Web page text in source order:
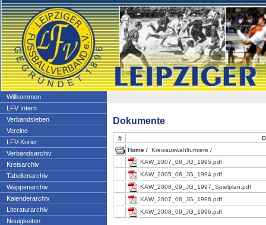
Willkommen
LFV Intern
Verbandsleben
Vereine
LFV-Kurier
Verbandsarchiv
Kreisarchiv
Tabellenarchiv
Wappenarchiv
Kalenderarchiv
Literaturarchiv
Neuigkeiten
Dokumente
#
Home /
Kreisauswahlturniere /
KAW_2007_08_JG_1995.pdf
KAW_2005_06_JG_1994.pdf
KAW_2008_09_JG_1997_Spielplan.pdf
KAW_2007_08_JG_1996.pdf
KAW_2008_09_JG_1996.pdf